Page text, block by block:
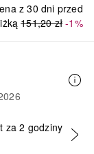
z 30 dni przed
151,20 zł -1%
za 2 godziny